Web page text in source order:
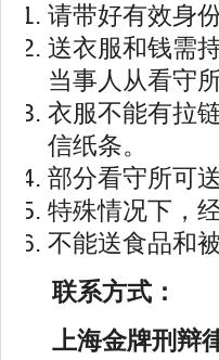
请带好有效身
送衣服和钱需
当事人从看守
衣服不能有拉
信纸条。
部分看守所可
特殊情况下，
不能送食品和
联系方式：
上海金牌刑辩